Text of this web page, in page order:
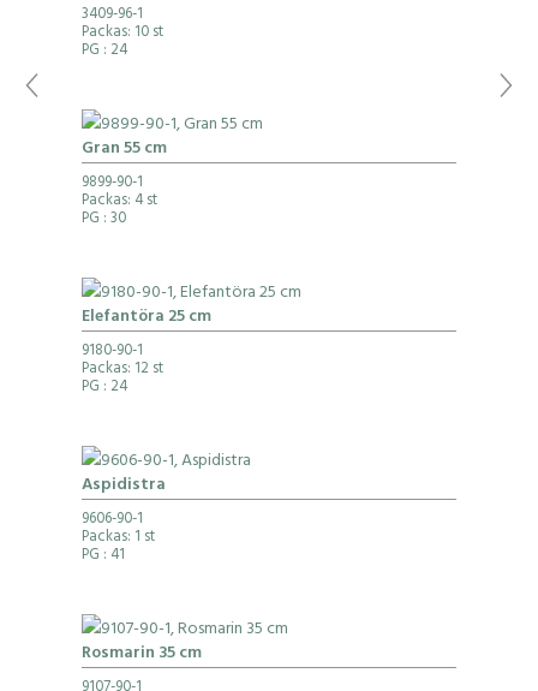
3409-96-1
Packas: 10 st
PG : 24
Gran 55 cm
9899-90-1
Packas: 4 st
PG : 30
Elefantöra 25 cm
9180-90-1
Packas: 12 st
PG : 24
Aspidistra
9606-90-1
Packas: 1 st
PG : 41
Rosmarin 35 cm